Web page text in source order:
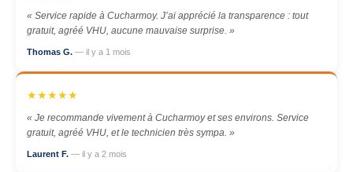
« Service rapide à Cucharmoy. J’ai apprécié la transparence : tout
gratuit, agréé VHU, aucune mauvaise surprise. »
Thomas G. — il y a 1 mois
★★★★★
« Je recommande vivement à Cucharmoy et ses environs. Service
gratuit, agréé VHU, et le technicien très sympa. »
Laurent F. — il y a 2 mois